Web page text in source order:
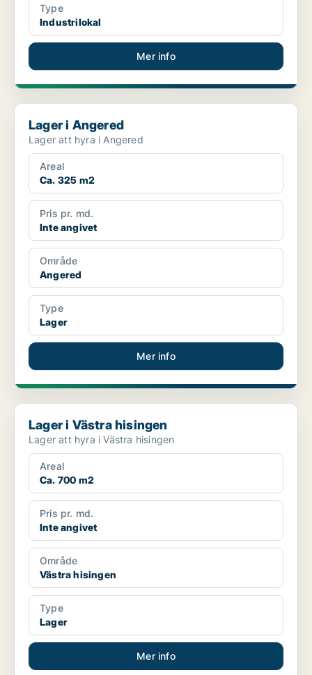
Type
Industrilokal
Mer info
Lager i Angered
Lager i Angered
Lager att hyra i Angered
Areal
Ca. 325 m2
Pris pr. md.
Inte angivet
Område
Angered
Type
Lager
Mer info
Lager i Västra hisingen
Lager i Västra hisingen
Lager att hyra i Västra hisingen
Areal
Ca. 700 m2
Pris pr. md.
Inte angivet
Område
Västra hisingen
Type
Lager
Mer info